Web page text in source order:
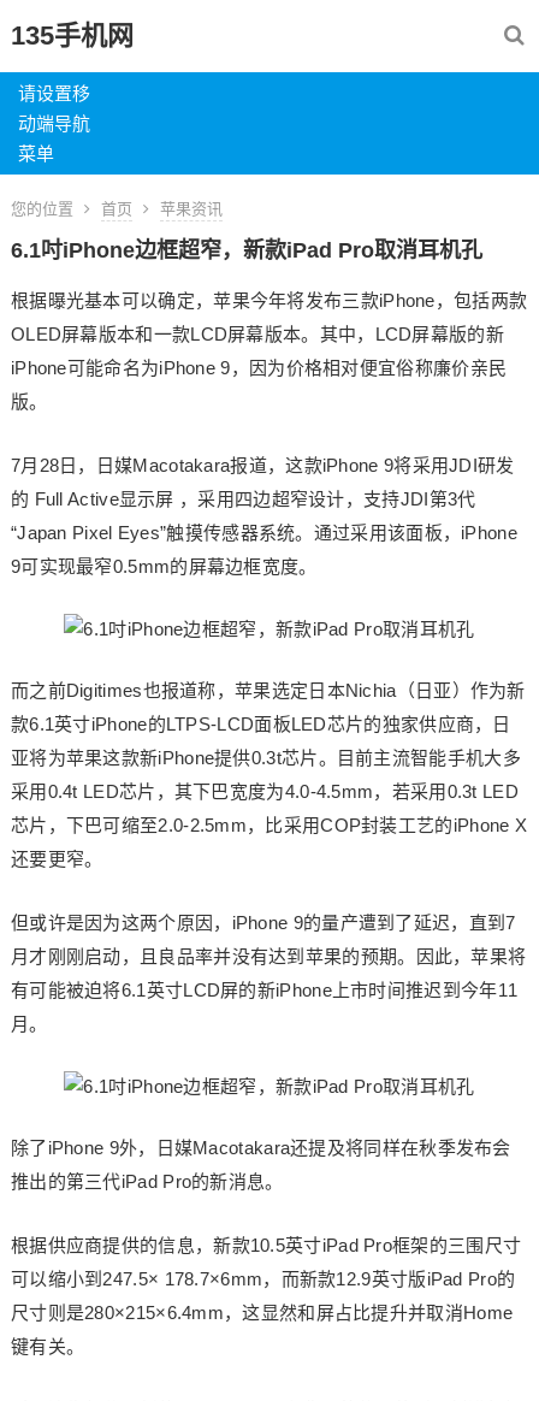
135手机网
请设置移
动端导航
菜单
您的位置 首页 苹果资讯
6.1吋iPhone边框超窄，新款iPad Pro取消耳机孔
根据曝光基本可以确定，苹果今年将发布三款iPhone，包括两款
OLED屏幕版本和一款LCD屏幕版本。其中，LCD屏幕版的新
iPhone可能命名为iPhone 9，因为价格相对便宜俗称廉价亲民
版。
7月28日，日媒Macotakara报道，这款iPhone 9将采用JDI研发
的 Full Active显示屏 ，采用四边超窄设计，支持JDI第3代
“Japan Pixel Eyes”触摸传感器系统。通过采用该面板，iPhone
9可实现最窄0.5mm的屏幕边框宽度。
而之前Digitimes也报道称，苹果选定日本Nichia（日亚）作为新
款6.1英寸iPhone的LTPS-LCD面板LED芯片的独家供应商，日
亚将为苹果这款新iPhone提供0.3t芯片。目前主流智能手机大多
采用0.4t LED芯片，其下巴宽度为4.0-4.5mm，若采用0.3t LED
芯片，下巴可缩至2.0-2.5mm，比采用COP封装工艺的iPhone X
还要更窄。
但或许是因为这两个原因，iPhone 9的量产遭到了延迟，直到7
月才刚刚启动，且良品率并没有达到苹果的预期。因此，苹果将
有可能被迫将6.1英寸LCD屏的新iPhone上市时间推迟到今年11
月。
除了iPhone 9外，日媒Macotakara还提及将同样在秋季发布会
推出的第三代iPad Pro的新消息。
根据供应商提供的信息，新款10.5英寸iPad Pro框架的三围尺寸
可以缩小到247.5× 178.7×6mm，而新款12.9英寸版iPad Pro的
尺寸则是280×215×6.4mm，这显然和屏占比提升并取消Home
键有关。